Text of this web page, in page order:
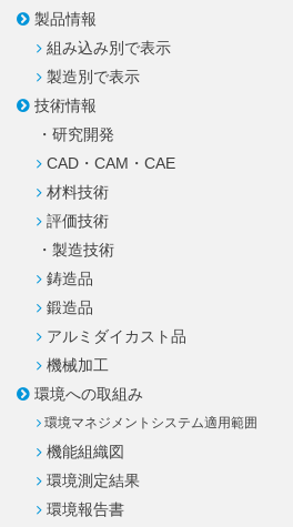
製品情報
組み込み別で表示
製造別で表示
技術情報
・研究開発
CAD・CAM・CAE
材料技術
評価技術
・製造技術
鋳造品
鍛造品
アルミダイカスト品
機械加工
環境への取組み
環境マネジメントシステム適用範囲
機能組織図
環境測定結果
環境報告書